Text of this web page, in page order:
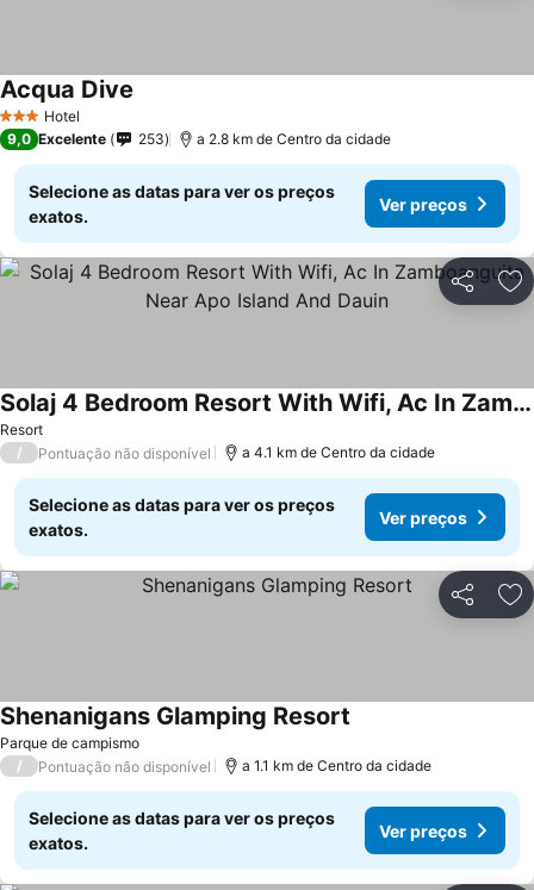
3 EstrelasHotel
Acqua Dive
9,0 Excelente 253 a 2.8 km de Centro da cidade
Selecione as datas para ver os preços
exatos.
Ver preços
Partilhar
Resort
Solaj 4 Bedroom Resort With Wifi, Ac In Zamboanguita Near Apo Island And Dauin
/ Pontuação não disponível a 4.1 km de Centro da cidade
Selecione as datas para ver os preços
exatos.
Ver preços
Partilhar
Parque de campismo
Shenanigans Glamping Resort
/ Pontuação não disponível a 1.1 km de Centro da cidade
Selecione as datas para ver os preços
exatos.
Ver preços